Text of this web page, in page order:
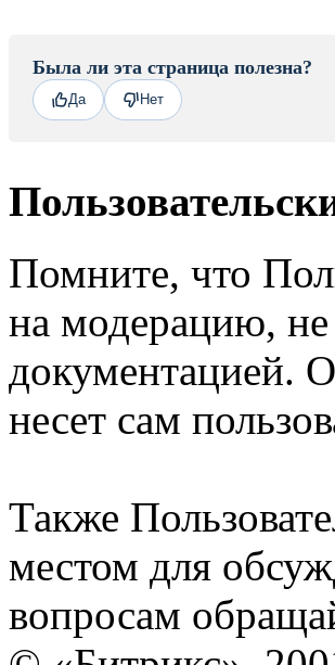
Была ли эта страница полезна?
Да Нет
Помните, что
на модерацию,
документацией.
несет сам
Также
местом для
вопросам